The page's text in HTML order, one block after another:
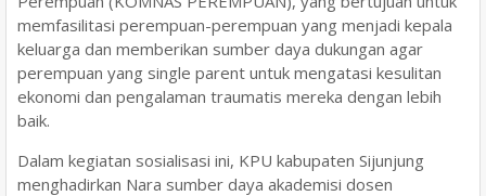
memfasilitasi perempuan-perempuan yang menjadi kepala
keluarga dan memberikan sumber daya dukungan agar
perempuan yang single parent untuk mengatasi kesulitan
ekonomi dan pengalaman traumatis mereka dengan lebih
baik.
Dalam kegiatan sosialisasi ini, KPU kabupaten Sijunjung
menghadirkan Nara sumber daya akademisi dosen